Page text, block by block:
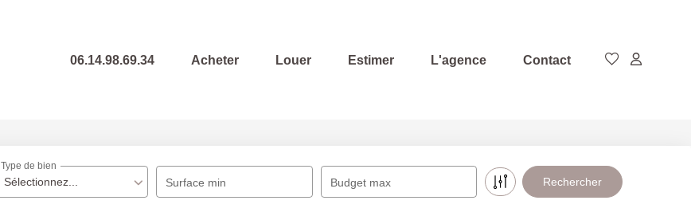
06.14.98.69.34 Acheter Louer Estimer L'agence Contact
Sélectionnez...
Type de bien
Surface min Budget max